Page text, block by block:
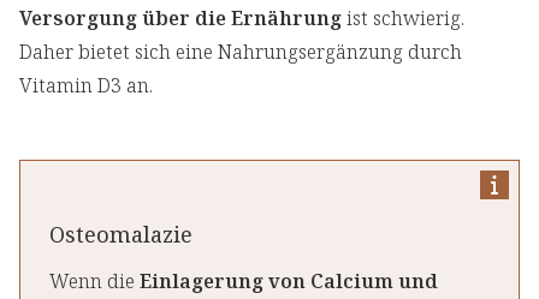
Versorgung über die Ernährungist schwierig.
Daher bietet sich eine Nahrungsergänzung durch
Vitamin D3 an.
Osteomalazie
Wenn die Einlagerung von Calcium und